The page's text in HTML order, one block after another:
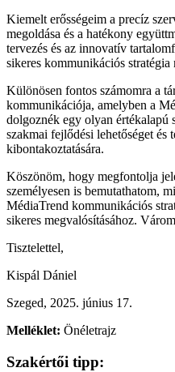
Kiemelt erősségeim a precíz
megoldása és a hatékony
tervezés és az innovatív
sikeres kommunikációs stratégia
Különösen fontos számomra a
kommunikációja, amelyben a
dolgoznék egy olyan értékalapú
szakmai fejlődési lehetőséget és
kibontakoztatására.
Köszönöm, hogy megfontolja
személyesen is bemutathatom,
MédiaTrend kommunikációs
sikeres megvalósításához.
Tisztelettel,
Kispál Dániel
Szeged, 2025. június 17.
Melléklet: Önéletrajz
Szakértői tipp: